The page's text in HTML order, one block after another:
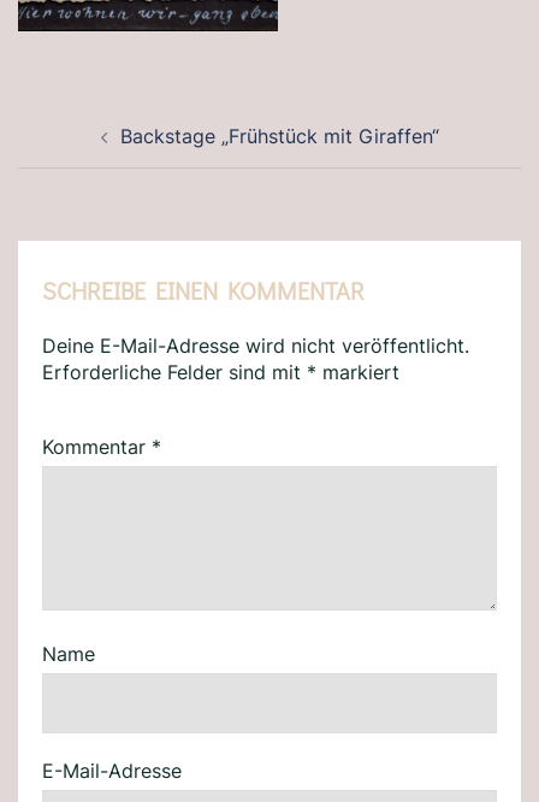
Backstage „Frühstück mit Giraffen“
SCHREIBE EINEN KOMMENTAR
Deine E-Mail-Adresse wird nicht veröffentlicht.
Erforderliche Felder sind mit * markiert
Kommentar *
Name
E-Mail-Adresse